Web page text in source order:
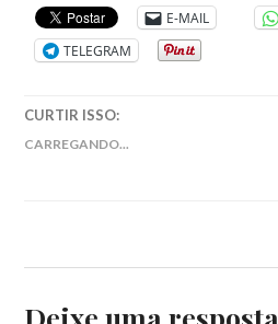
LEMBRANÇA
VOYAGER
E-MAIL
TELEGRAM
CURTIR ISSO:
CARREGANDO...